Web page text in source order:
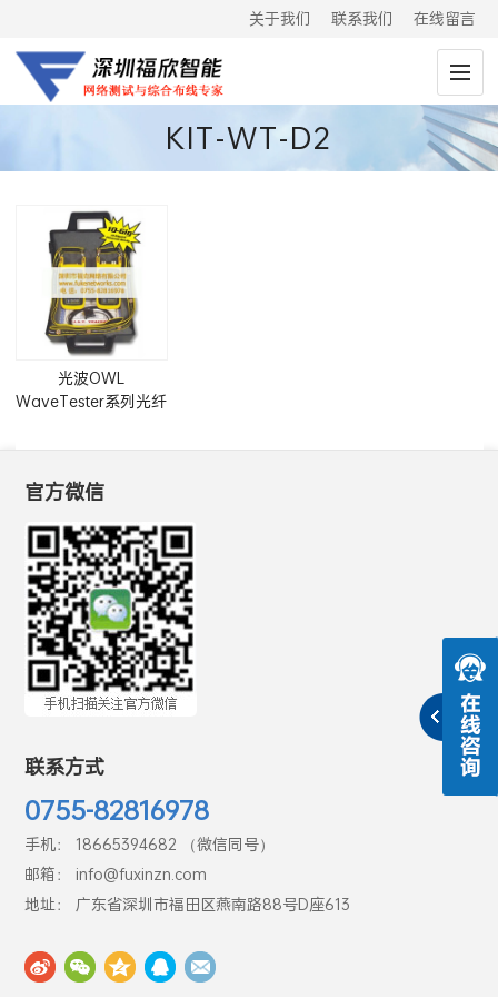
关于我们 联系我们 在线留言
KIT-WT-D2
光波OWL
WaveTester系列光纤
官方微信
联系方式
0755-82816978
手机： 18665394682 （微信同号）
邮箱： info@fuxinzn.com
地址： 广东省深圳市福田区燕南路88号D座613